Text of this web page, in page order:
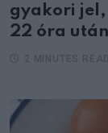
gyakori jel,
22 óra